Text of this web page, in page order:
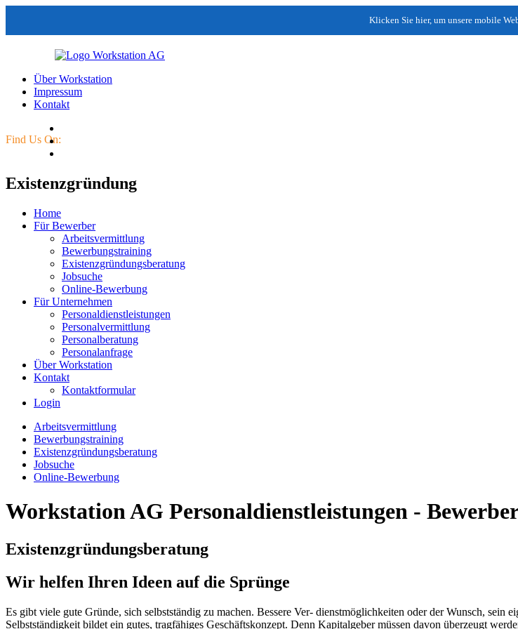
Klicken Sie hier, um unsere mobile
Über Workstation
Impressum
Kontakt
Find Us On:
Existenzgründung
Home
Für Bewerber
Arbeitsvermittlung
Bewerbungstraining
Existenzgründungsberatung
Jobsuche
Online-Bewerbung
Für Unternehmen
Personaldienstleistungen
Personalvermittlung
Personalberatung
Personalanfrage
Über Workstation
Kontakt
Kontaktformular
Login
Arbeitsvermittlung
Bewerbungstraining
Existenzgründungsberatung
Jobsuche
Online-Bewerbung
Workstation AG Personaldienstleistungen -
Existenzgründungsberatung
Wir helfen Ihren Ideen auf die Sprünge
Es gibt viele gute Gründe, sich selbstständig zu machen. Bessere Ver- dienstmöglichkeiten oder der Wunsch,
Selbstständigkeit bildet ein gutes, tragfähiges Geschäftskonzept. Denn Kapitalgeber müssen davon überzeugt